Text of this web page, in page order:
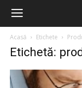
Acasă Etichete
Etichetă: